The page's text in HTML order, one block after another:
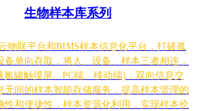
生物样本库系列
物联平台和BIMS样本信息化平台，打破孤
备单向存取，将人、设备、样本三者相连，
氮罐触摸屏、PC端、移动端)，双向信息交
无间的样本智能存储服务，提高样本管理的
性和便捷性，样本资源化利用，实现样本价